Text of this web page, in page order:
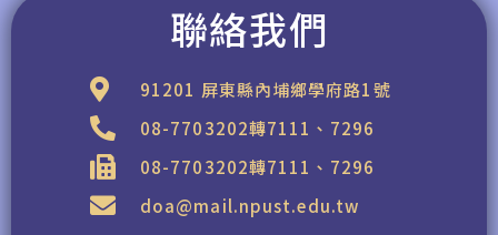
聯絡我們
91201 屏東縣內埔鄉學府路1號
08-7703202轉7111、7296
08-7703202轉7111、7296
doa@mail.npust.edu.tw